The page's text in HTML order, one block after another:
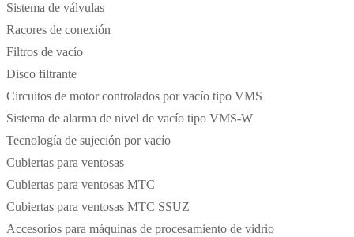
Sistema de válvulas
Racores de conexión
Filtros de vacío
Disco filtrante
Circuitos de motor controlados por vacío tipo VMS
Sistema de alarma de nivel de vacío tipo VMS-W
Tecnología de sujeción por vacío
Cubiertas para ventosas
Cubiertas para ventosas MTC
Cubiertas para ventosas MTC SSUZ
Accesorios para máquinas de procesamiento de vidrio